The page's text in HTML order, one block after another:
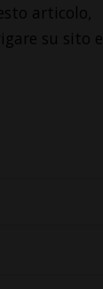
articolo,
su sito e